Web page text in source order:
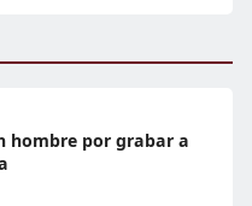
hombre por grabar a